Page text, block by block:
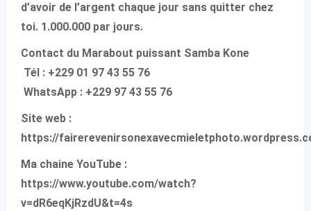
d’avoir de l’argent chaque jour sans quitter chez
toi. 1.000.000 par jours.
Contact du Marabout puissant Samba Kone
Tél : +229 01 97 43 55 76
WhatsApp : +229 97 43 55 76
Site web :
https://
Ma chaine YouTube :
https://www.youtube.com/watch?
v=dR6eqKjRzdU&t=4s